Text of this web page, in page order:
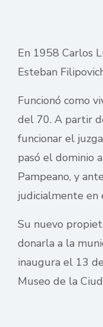
En 1958 Carlos
Esteban
Funcionó como
del 70. A partir
funcionar el
pasó el dominio
Pampeano, y
judicialmente en
Su nuevo
donarla a la
inaugura el 13
Museo de la